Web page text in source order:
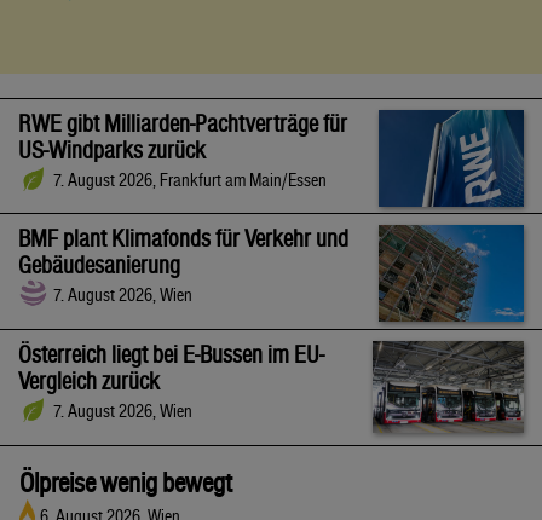
RWE gibt Milliarden-Pachtverträge für
US-Windparks zurück
7. August 2026, Frankfurt am Main/Essen
BMF plant Klimafonds für Verkehr und
Gebäudesanierung
7. August 2026, Wien
Österreich liegt bei E-Bussen im EU-
Vergleich zurück
7. August 2026, Wien
Ölpreise wenig bewegt